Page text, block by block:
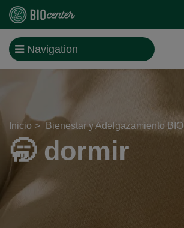
Navigation
Inicio Bienestar y Adelgazamiento BIO
🥱 dormir